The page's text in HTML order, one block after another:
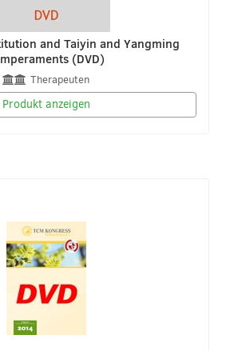
and Taiyin and Yangming
(DVD)
Therapeuten
Produkt anzeigen